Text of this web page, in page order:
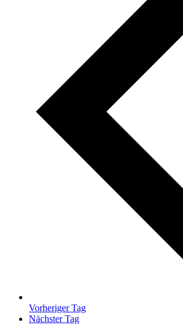
Vorheriger Tag
Nächster Tag